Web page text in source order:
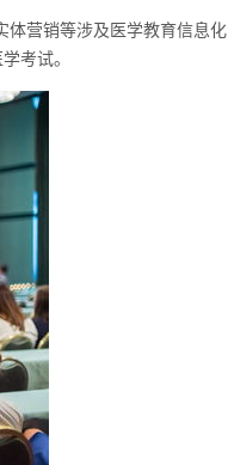
体营销等涉及医学教育信息化
考试。